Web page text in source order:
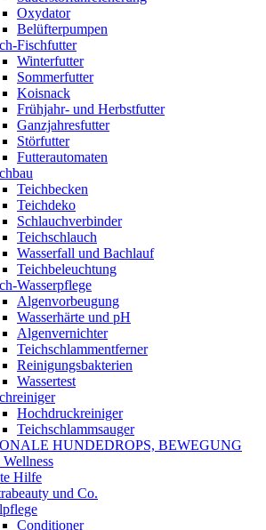
Oxydator
Belüfterpumpen
Fischfutter
Winterfutter
Sommerfutter
Koisnack
Frühjahr- und Herbstfutter
Ganzjahresfutter
Störfutter
Futterautomaten
Teichbecken
Teichdeko
Schlauchverbinder
Teichschlauch
Wasserfall und Bachlauf
Teichbeleuchtung
Wasserpflege
Algenvorbeugung
Wasserhärte und pH
Algenvernichter
Teichschlammentferner
Reinigungsbakterien
Wassertest
Hochdruckreiniger
Teichschlammsauger
HUNDEDROPS, BEWEGUNG
Hilfe
und Co.
Conditioner